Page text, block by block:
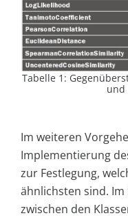
Tabelle 1:
und
Im weiteren
Implementierung
zur Festlegung,
ähnlichsten sind.
zwischen den